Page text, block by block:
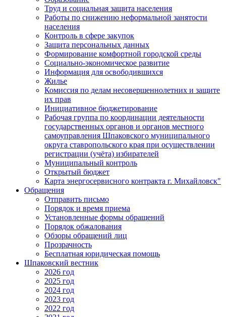
Труд и социальная защита населения
Работы по снижению неформальной занятости
населения
Контроль в сфере закупок
Защита персональных данных
Формирование комфортной городской среды
Социально-экономическое развитие
Информация для освободившихся
Жилье
Комиссия по делам несовершеннолетних и защите
их прав
Инициативное бюджетирование
Рабочая группа по координации деятельности
государственных органов и органов местного
самоуправления Шпаковского муниципального
округа ставропольского края при осуществлении
регистрации (учёта) избирателей
Муниципальный контроль
Открытый бюджет
Карта энергосервисного контракта г. Михайловск"
Обращения
Отправить письмо
Порядок и время приема
Установленные формы обращений
Порядок обжалования
Обзоры обращений лиц
Прозрачность
Бесплатная юридическая помощь
Шпаковский вестник
2026 год
2025 год
2024 год
2023 год
2022 год